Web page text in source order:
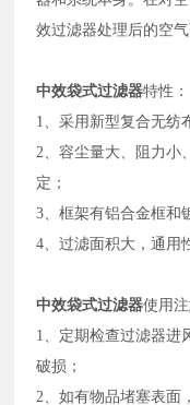
效过滤器处理后的空气
中效袋式过滤器特性：
1、采用新型复合无纺
2、容尘量大、阻力小
定；
3、框架有铝合金框和
4、过滤面积大，通用
中效袋式过滤器使用注
1、定期检查过滤器进
破损；
2、如有物品堵塞表面